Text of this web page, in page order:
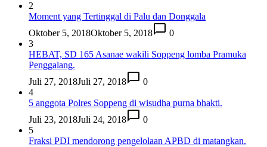
2
Moment yang Tertinggal di Palu dan Donggala
Oktober 5, 2018Oktober 5, 2018
0
3
HEBAT, SD 165 Asanae wakili Soppeng lomba Pramuka
Penggalang.
Juli 27, 2018Juli 27, 2018
0
4
5 anggota Polres Soppeng di wisudha purna bhakti.
Juli 23, 2018Juli 24, 2018
0
5
Fraksi PDI mendorong pengelolaan APBD di matangkan.